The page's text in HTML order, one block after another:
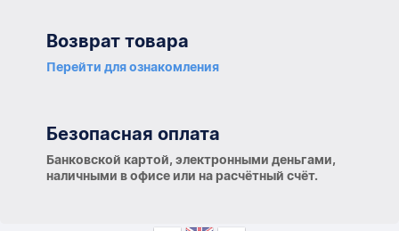
Возврат товара
Перейти для ознакомления
Безопасная оплата
Банковской картой, электронными деньгами,
наличными в офисе или на расчётный счёт.